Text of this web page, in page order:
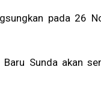
pada 26
Sunda akan